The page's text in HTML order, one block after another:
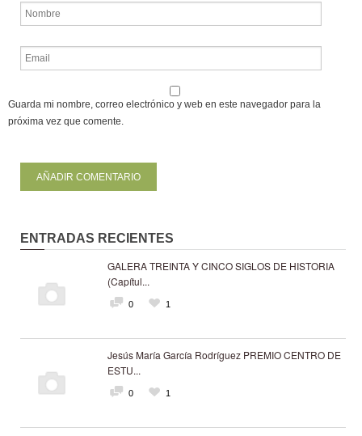
Guarda mi nombre, correo electrónico y web en este navegador para la
próxima vez que comente.
ENTRADAS RECIENTES
GALERA TREINTA Y CINCO SIGLOS DE HISTORIA
(Capítul...
0 1
Jesús María García Rodríguez PREMIO CENTRO DE
ESTU...
0 1